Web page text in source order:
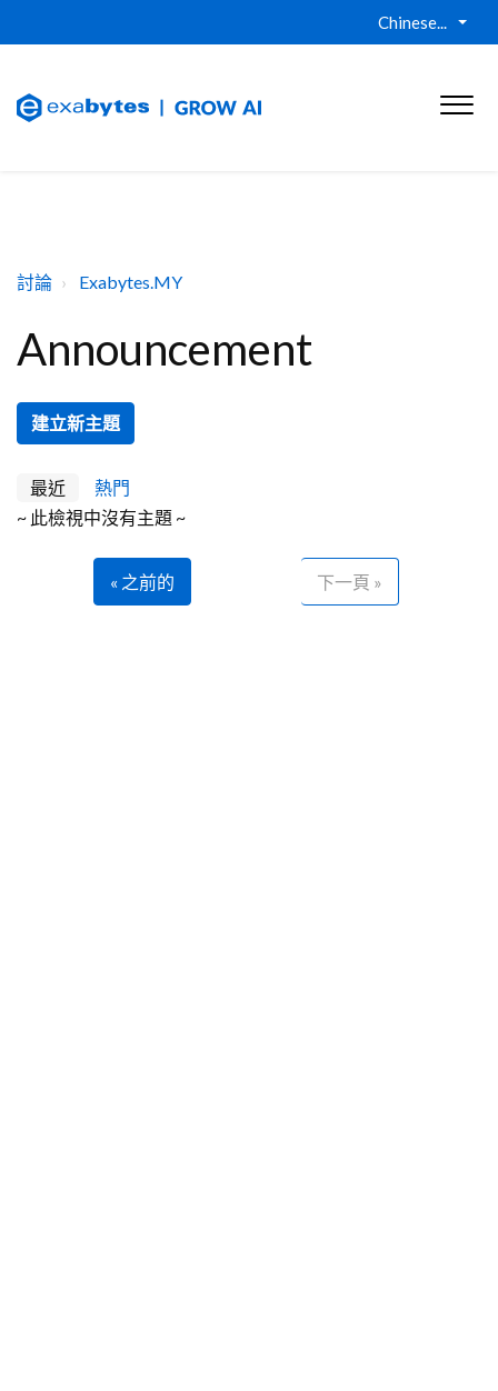
Chinese...
討論 Exabytes.MY
Announcement
建立新主題
最近
熱門
~ 此檢視中沒有主題 ~
« 之前的 下一頁 »